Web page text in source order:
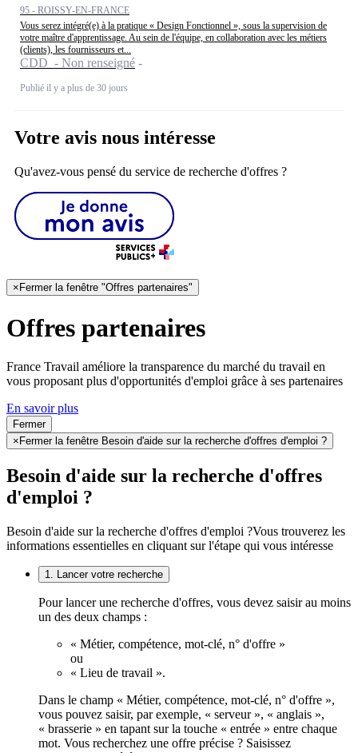
95 - ROISSY-EN-FRANCE
Vous serez intégré(e) à la pratique « Design Fonctionnel », sous la supervision de
votre maître d'apprentissage. Au sein de l'équipe, en collaboration avec les métiers
(clients), les fournisseurs et...
CDD - Non renseigné
Publié il y a plus de 30 jours
Votre avis nous intéresse
Qu'avez-vous pensé du service de recherche d'offres ?
× Fermer la fenêtre "Offres partenaires"
Offres partenaires
France Travail améliore la transparence du marché du travail en
vous proposant plus d'opportunités d'emploi grâce à ses partenaires
En savoir plus
Fermer
× Fermer la fenêtre Besoin d'aide sur la recherche d'offres d'emploi ?
Besoin d'aide sur la recherche d'offres
d'emploi ?
Besoin d'aide sur la recherche d'offres d'emploi ?Vous trouverez les
informations essentielles en cliquant sur l'étape qui vous intéresse
1. Lancer votre recherche
Pour lancer une recherche d'offres, vous devez saisir au moins
un des deux champs :
« Métier, compétence, mot-clé, n° d'offre »
ou
« Lieu de travail ».
Dans le champ « Métier, compétence, mot-clé, n° d'offre »,
vous pouvez saisir, par exemple, « serveur », « anglais »,
« brasserie » en tapant sur la touche « entrée » entre chaque
mot. Vous recherchez une offre précise ? Saisissez